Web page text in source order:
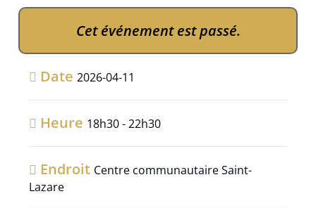
Cet événement est passé.
Date2026-04-11
Heure 18h30 - 22h30
Endroit Centre communautaire Saint-
Lazare